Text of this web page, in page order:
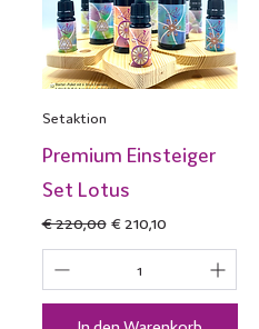
Setaktion
Premium Einsteiger
Set Lotus
Standardpreis
€ 220,00 Sale-Preis
€ 210,10